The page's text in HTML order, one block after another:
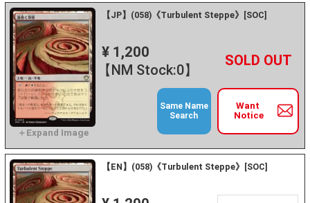
【JP】(058)《Turbulent Steppe》[SOC]
¥ 1,200
【NM Stock:0】
－ +
Want
Notice
Same Name
Search
【EN】(058)《Turbulent Steppe》[SOC]